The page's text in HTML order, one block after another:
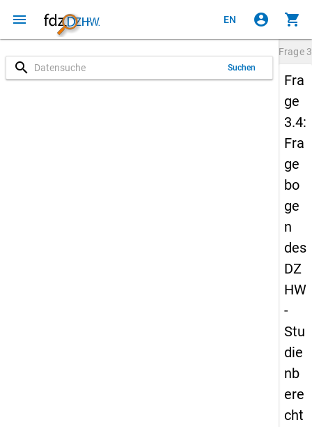
menu EN account_circle shopping_cart
search Suchen
Frage
Fra
ge
3.4:
Fra
ge
bo
ge
n
des
DZ
HW
-
Stu
die
nb
ere
cht